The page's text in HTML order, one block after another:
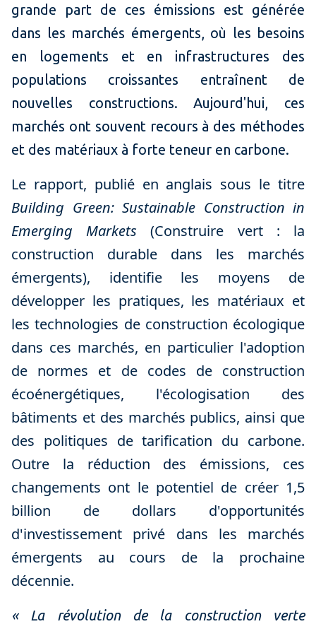
grande part de ces émissions est générée
dans les marchés émergents, où les besoins
en logements et en infrastructures des
populations croissantes entraînent de
nouvelles constructions. Aujourd'hui, ces
marchés ont souvent recours à des méthodes
et des matériaux à forte teneur en carbone.
Le rapport, publié en anglais sous le titre
Building Green: Sustainable Construction in
Emerging Markets (Construire vert : la
construction durable dans les marchés
émergents), identifie les moyens de
développer les pratiques, les matériaux et
les technologies de construction écologique
dans ces marchés, en particulier l'adoption
de normes et de codes de construction
écoénergétiques, l'écologisation des
bâtiments et des marchés publics, ainsi que
des politiques de tarification du carbone.
Outre la réduction des émissions, ces
changements ont le potentiel de créer 1,5
billion de dollars d'opportunités
d'investissement privé dans les marchés
émergents au cours de la prochaine
décennie.
« La révolution de la construction verte